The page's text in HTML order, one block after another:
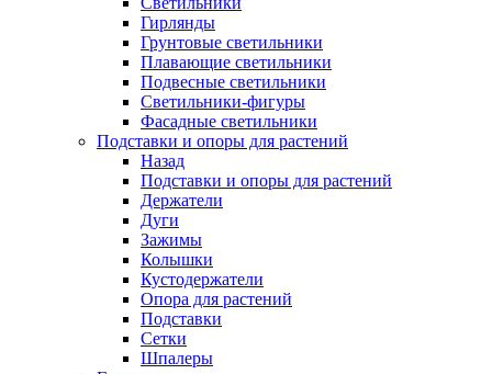
Гирлянды
Грунтовые светильники
Плавающие светильники
Подвесные светильники
Светильники-фигуры
Фасадные светильники
Подставки и опоры для растений
Назад
Подставки и опоры для растений
Держатели
Дуги
Зажимы
Колышки
Кустодержатели
Опора для растений
Подставки
Сетки
Шпалеры